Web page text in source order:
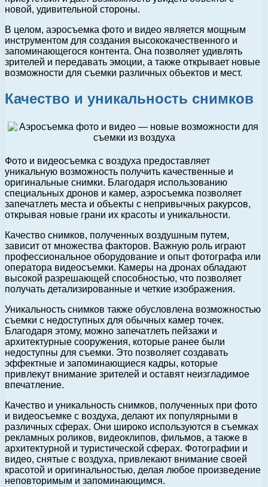
новой, удивительной стороны.
В целом, аэросъемка фото и видео является мощным
инструментом для создания высококачественного и
запоминающегося контента. Она позволяет удивлять
зрителей и передавать эмоции, а также открывает новые
возможности для съемки различных объектов и мест.
Качество и уникальность снимков
Фото и видеосъемка с воздуха предоставляет
уникальную возможность получить качественные и
оригинальные снимки. Благодаря использованию
специальных дронов и камер, аэросъемка позволяет
запечатлеть места и объекты с непривычных ракурсов,
открывая новые грани их красоты и уникальности.
Качество снимков, полученных воздушным путем,
зависит от множества факторов. Важную роль играют
профессиональное оборудование и опыт фотографа или
оператора видеосъемки. Камеры на дронах обладают
высокой разрешающей способностью, что позволяет
получать детализированные и четкие изображения.
Уникальность снимков также обусловлена возможностью
съемки с недоступных для обычных камер точек.
Благодаря этому, можно запечатлеть пейзажи и
архитектурные сооружения, которые ранее были
недоступны для съемки. Это позволяет создавать
эффектные и запоминающиеся кадры, которые
привлекут внимание зрителей и оставят неизгладимое
впечатление.
Качество и уникальность снимков, полученных при фото
и видеосъемке с воздуха, делают их популярными в
различных сферах. Они широко используются в съемках
рекламных роликов, видеоклипов, фильмов, а также в
архитектурной и туристической сферах. Фотографии и
видео, снятые с воздуха, привлекают внимание своей
красотой и оригинальностью, делая любое произведение
неповторимым и запоминающимся.